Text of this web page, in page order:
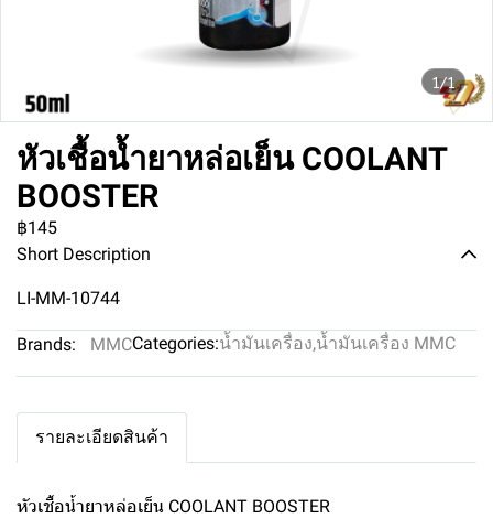
1/1
หัวเชื้อน้ำยาหล่อเย็น COOLANT
BOOSTER
฿145
Short Description
LI-MM-10744
Brands: MMCCategories:น้ำมันเครื่อง,น้ำมันเครื่อง MMC
รายละเอียดสินค้า
หัวเชื้อน้ำยาหล่อเย็น COOLANT BOOSTER